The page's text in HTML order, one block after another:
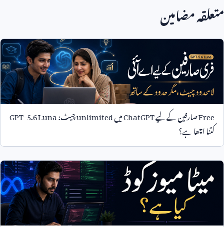
متعلقہ مضامین
Freeصارفین کے لیےChatGPTمیںunlimitedچیٹ:GPT-5.6 Luna
کتنا اچھا ہے؟